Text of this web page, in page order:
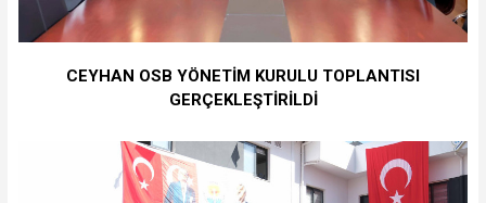
CEYHAN OSB YÖNETİM KURULU TOPLANTISI
GERÇEKLEŞTİRİLDİ